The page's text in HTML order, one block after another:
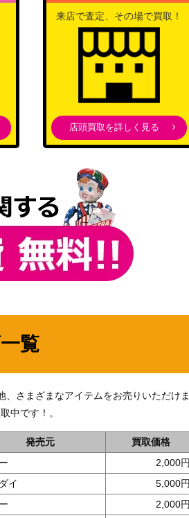
来店で査定、その場で買取！
店頭買取を詳しく見る
覧
、さまざまなアイテムをお売りいただけま
中です！。
発売元
買取価格
2,000
イ
5,000
2,000